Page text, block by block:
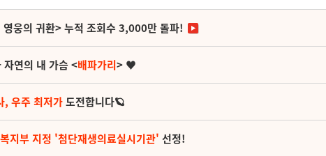
웅의 귀환> 누적 조회수 3,000만 돌파!
연의 내 가슴 <배파가리> ♥
우주 최저가도전합니다🪐
지부 지정 '첨단재생의료실시기관' 선정!